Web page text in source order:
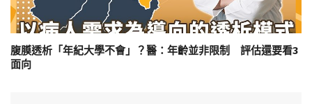
腹膜透析「年紀大學不會」？醫：年齡並非限制 評估還要看3
面向